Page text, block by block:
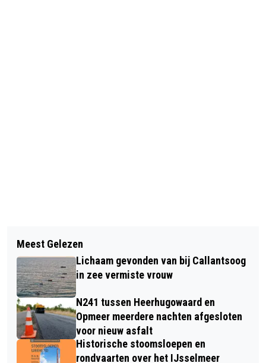
HONDEN ZWEMMEN IN ZWEMBAD
"HET BAAFJE"
FIETSER AANGEREDEN OP
WESTHOFPAD IN ALKMAAR
Meest Gelezen
Lichaam gevonden van bij Callantsoog
in zee vermiste vrouw
N241 tussen Heerhugowaard en
Opmeer meerdere nachten afgesloten
voor nieuw asfalt
Historische stoomsloepen en
rondvaarten over het IJsselmeer